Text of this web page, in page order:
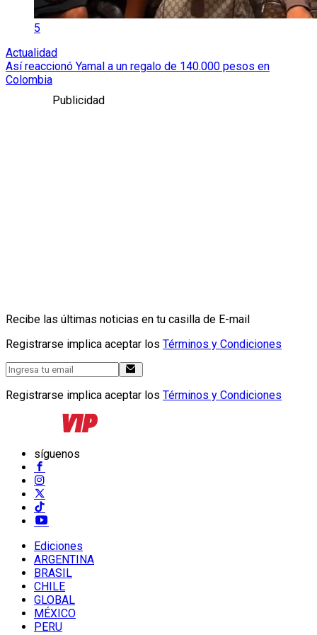
5
Actualidad
Así reaccionó Yamal a un regalo de 140.000 pesos en
Colombia
Publicidad
Recibe las últimas noticias en tu casilla de E-mail
Registrarse implica aceptar los Términos y Condiciones
Registrarse implica aceptar los Términos y Condiciones
síguenos
Ediciones
ARGENTINA
BRASIL
CHILE
GLOBAL
MÉXICO
PERU